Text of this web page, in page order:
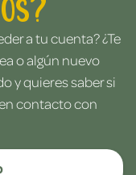
a tu cuenta? ¿Te
o algún nuevo
y quieres saber si
contacto con